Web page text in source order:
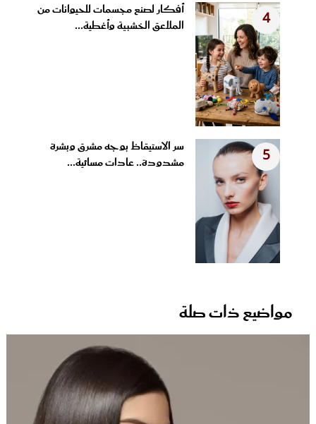
4
أفكار لصنع مجسمات للحيوانات من
الملاعق الخشبية وأغطية...
5
سر الاستيقاظ بوجه مشرق وبشرة
مشدودة.. عادات مسائية...
مواضيع ذات صلة